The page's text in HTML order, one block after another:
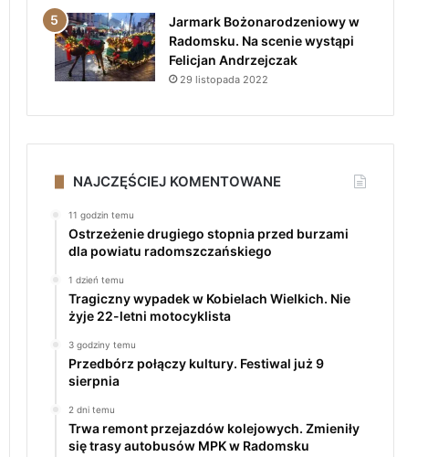
Jarmark Bożonarodzeniowy w
Radomsku. Na scenie wystąpi
Felicjan Andrzejczak
29 listopada 2022
NAJCZĘŚCIEJ KOMENTOWANE
11 godzin temu
Ostrzeżenie drugiego stopnia przed burzami
dla powiatu radomszczańskiego
1 dzień temu
Tragiczny wypadek w Kobielach Wielkich. Nie
żyje 22-letni motocyklista
3 godziny temu
Przedbórz połączy kultury. Festiwal już 9
sierpnia
2 dni temu
Trwa remont przejazdów kolejowych. Zmieniły
się trasy autobusów MPK w Radomsku